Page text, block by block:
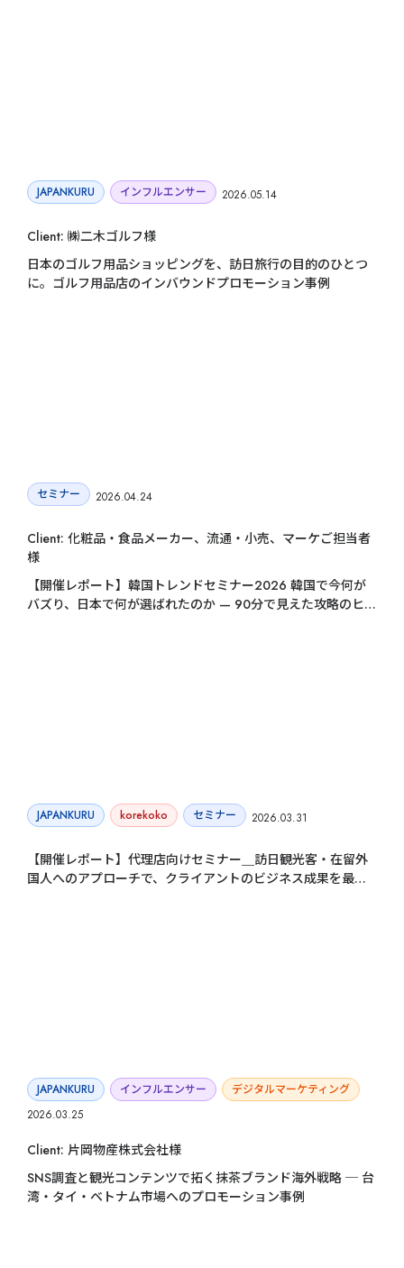
JAPANKURU インフルエンサー 2026.05.14
Client: ㈱二木ゴルフ様
日本のゴルフ用品ショッピングを、訪日旅行の目的のひとつ
に。ゴルフ用品店のインバウンドプロモーション事例
セミナー 2026.04.24
Client: 化粧品・食品メーカー、流通・小売、マーケご担当者
様
【開催レポート】韓国トレンドセミナー2026 韓国で今何が
バズり、日本で何が選ばれたのか — 90分で見えた攻略のヒン
JAPANKURU korekoko セミナー 2026.03.31
【開催レポート】代理店向けセミナー＿訪日観光客・在留外
国人へのアプローチで、クライアントのビジネス成果を最大
JAPANKURU インフルエンサー
デジタルマーケティング
2026.03.25
Client: 片岡物産株式会社様
SNS調査と観光コンテンツで拓く抹茶ブランド海外戦略 ─ 台
湾・タイ・ベトナム市場へのプロモーション事例